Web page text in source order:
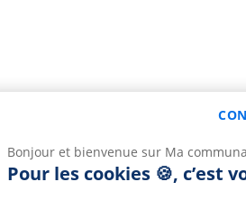
Bonjour et bienvenue sur Ma
Pour les cookies 🍪, c’est